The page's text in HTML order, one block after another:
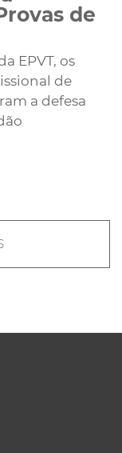
de
EPVT, os
de
a defesa